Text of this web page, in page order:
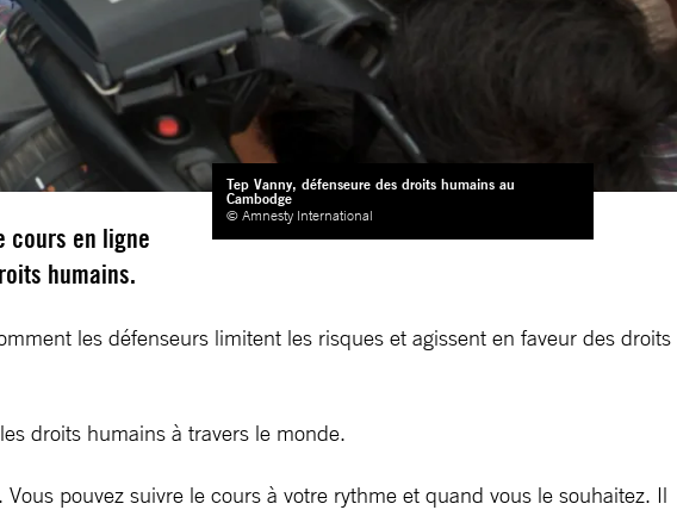
Tep Vanny, défenseure des droits humains au
Cambodge
© Amnesty International
cours en ligne
humains.
les défenseurs limitent les risques et agissent en faveur des droits
droits humains à travers le monde.
pouvez suivre le cours à votre rythme et quand vous le souhaitez. Il